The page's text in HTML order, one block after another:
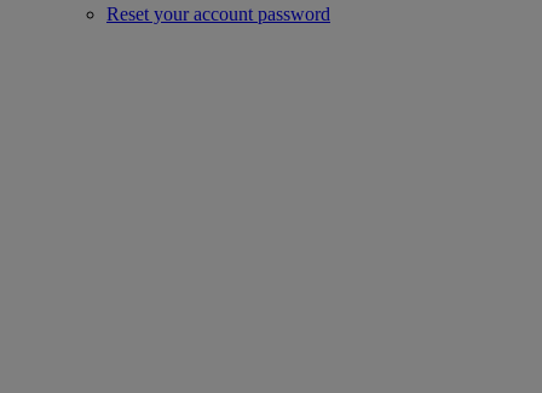
Reset your account password